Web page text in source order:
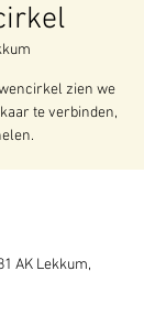
zien we
te verbinden,
AK Lekkum,